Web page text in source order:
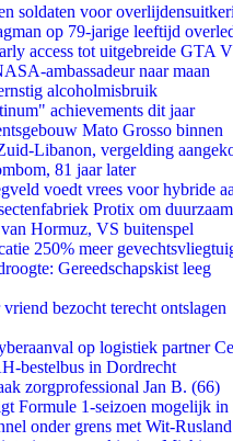
soldaten voor
op 79-jarige leeftijd
access tot uitgebreide GTA
ambassadeur naar maan
alcoholmisbruik
achievements dit jaar
Mato Grosso binnen
Libanon, vergelding
81 jaar later
voedt vrees voor hybride
Protix om
Hormuz, VS buitenspel
250% meer
Gereedschapskist leeg
bezocht terecht ontslagen
op logistiek partner
bestelbus in Dordrecht
zorgprofessional Jan B. (66)
Formule 1-seizoen mogelijk in
onder grens met Wit-Rusland